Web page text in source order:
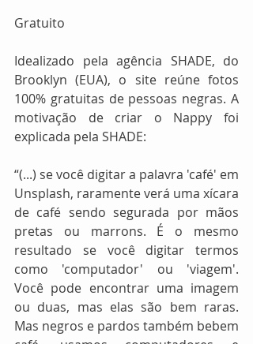
Gratuito
Idealizado pela agência SHADE, do
Brooklyn (EUA), o site reúne fotos
100% gratuitas de pessoas negras. A
motivação de criar o Nappy foi
explicada pela SHADE:
“(...) se você digitar a palavra 'café' em
Unsplash, raramente verá uma xícara
de café sendo segurada por mãos
pretas ou marrons. É o mesmo
resultado se você digitar termos
como 'computador' ou 'viagem'.
Você pode encontrar uma imagem
ou duas, mas elas são bem raras.
Mas negros e pardos também bebem